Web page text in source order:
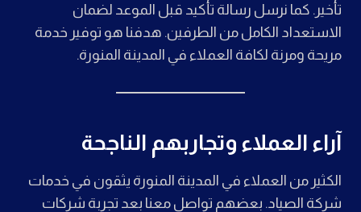
تأخير. كما نرسل رسالة تأكيد قبل الموعد لضمان
الاستعداد الكامل من الطرفين. هدفنا هو توفير خدمة
مريحة ومرنة لكافة العملاء في المدينة المنورة.
آراء العملاء وتجاربهم الناجحة
الكثير من العملاء في المدينة المنورة يثقون في خدمات
شركة الصياد. بعضهم تواصل معنا بعد تجربة شركات